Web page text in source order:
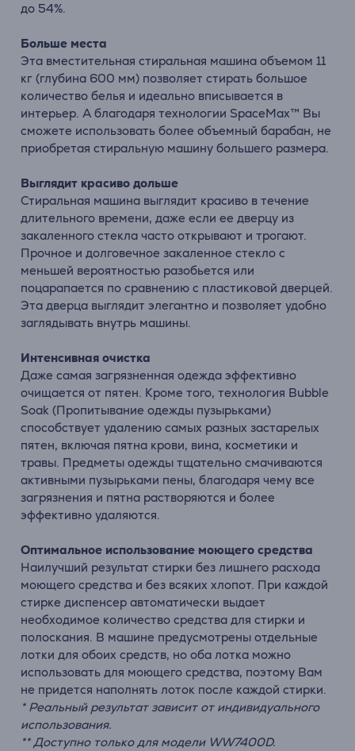
до 54%.
Больше места
Эта вместительная стиральная машина объемом 11
кг (глубина 600 мм) позволяет стирать большое
количество белья и идеально вписывается в
интерьер. А благодаря технологии SpaceMax™ Вы
сможете использовать более объемный барабан, не
приобретая стиральную машину большего размера.
Выглядит красиво дольше
Стиральная машина выглядит красиво в течение
длительного времени, даже если ее дверцу из
закаленного стекла часто открывают и трогают.
Прочное и долговечное закаленное стекло с
меньшей вероятностью разобьется или
поцарапается по сравнению с пластиковой дверцей.
Эта дверца выглядит элегантно и позволяет удобно
заглядывать внутрь машины.
Интенсивная очистка
Даже самая загрязненная одежда эффективно
очищается от пятен. Кроме того, технология Bubble
Soak (Пропитывание одежды пузырьками)
способствует удалению самых разных застарелых
пятен, включая пятна крови, вина, косметики и
травы. Предметы одежды тщательно смачиваются
активными пузырьками пены, благодаря чему все
загрязнения и пятна растворяются и более
эффективно удаляются.
Оптимальное использование моющего средства
Наилучший результат стирки без лишнего расхода
моющего средства и без всяких хлопот. При каждой
стирке диспенсер автоматически выдает
необходимое количество средства для стирки и
полоскания. В машине предусмотрены отдельные
лотки для обоих средств, но оба лотка можно
использовать для моющего средства, поэтому Вам
не придется наполнять лоток после каждой стирки.
* Реальный результат зависит от индивидуального
использования.
** Доступно только для модели WW7400D.